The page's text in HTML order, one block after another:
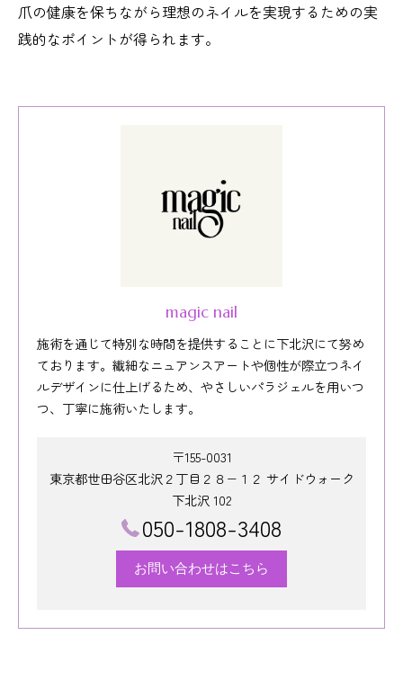
爪の健康を保ちながら理想のネイルを実現するための実
践的なポイントが得られます。
magic nail
施術を通じて特別な時間を提供することに下北沢にて努め
ております。繊細なニュアンスアートや個性が際立つネイ
ルデザインに仕上げるため、やさしいパラジェルを用いつ
つ、丁寧に施術いたします。
〒155-0031
東京都世田谷区北沢２丁目２８−１２ サイドウォーク
下北沢 102
050-1808-3408
お問い合わせはこちら